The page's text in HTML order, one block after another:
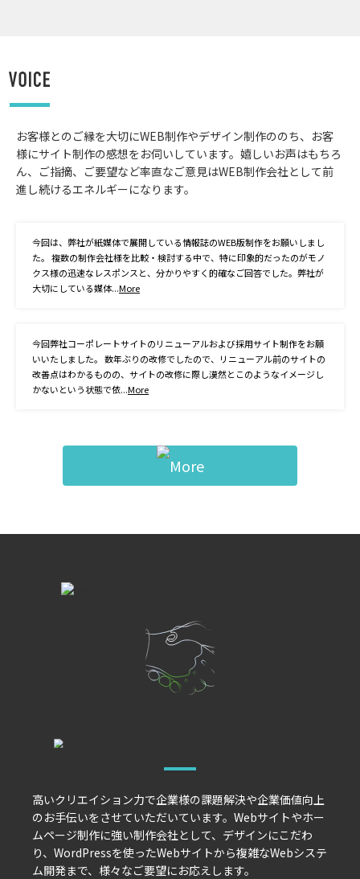
お客様とのご縁を大切にWEB制作やデザイン制作ののち、お客
様にサイト制作の感想をお伺いしています。嬉しいお声はもちろ
ん、ご指摘、ご要望など率直なご意見はWEB制作会社として前
進し続けるエネルギーになります。
今回は、弊社が紙媒体で展開している情報誌のWEB版制作をお願いしまし
た。 複数の制作会社様を比較・検討する中で、特に印象的だったのがモノ
クス様の迅速なレスポンスと、分かりやすく的確なご回答でした。弊社が
大切にしている媒体...More
今回弊社コーポレートサイトのリニューアルおよび採用サイト制作をお願
いいたしました。 数年ぶりの改修でしたので、リニューアル前のサイトの
改善点はわかるものの、サイトの改修に際し漠然とこのようなイメージし
かないという状態で依...More
高いクリエイション力で企業様の課題解決や企業価値向上
のお手伝いをさせていただいています。Webサイトやホー
ムページ制作に強い制作会社として、デザインにこだわ
り、WordPressを使ったWebサイトから複雑なWebシステ
ム開発まで、様々なご要望にお応えします。